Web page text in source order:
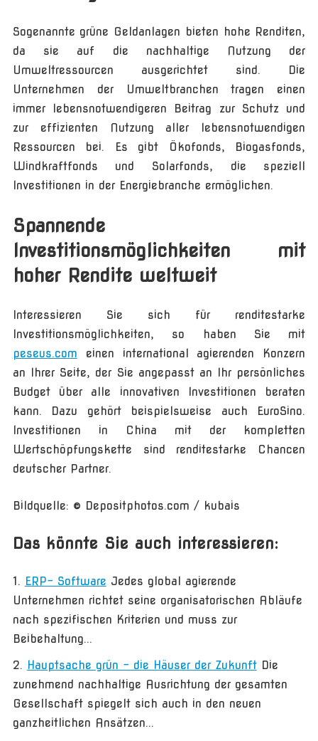
Sogenannte grüne Geldanlagen bieten hohe Renditen,
da sie auf die nachhaltige Nutzung der
Umweltressourcen ausgerichtet sind. Die
Unternehmen der Umweltbranchen tragen einen
immer lebensnotwendigeren Beitrag zur Schutz und
zur effizienten Nutzung aller lebensnotwendigen
Ressourcen bei. Es gibt Ökofonds, Biogasfonds,
Windkraftfonds und Solarfonds, die speziell
Investitionen in der Energiebranche ermöglichen.
Spannende
Investitionsmöglichkeiten mit
hoher Rendite weltweit
Interessieren Sie sich für renditestarke
Investitionsmöglichkeiten, so haben Sie mit
peseus.com einen international agierenden Konzern
an Ihrer Seite, der Sie angepasst an Ihr persönliches
Budget über alle innovativen Investitionen beraten
kann. Dazu gehört beispielsweise auch EuroSino.
Investitionen in China mit der kompletten
Wertschöpfungskette sind renditestarke Chancen
deutscher Partner.
Bildquelle: © Depositphotos.com / kubais
Das könnte Sie auch interessieren:
ERP- Software Jedes global agierende
Unternehmen richtet seine organisatorischen Abläufe
nach spezifischen Kriterien und muss zur
Beibehaltung...
Hauptsache grün – die Häuser der Zukunft Die
zunehmend nachhaltige Ausrichtung der gesamten
Gesellschaft spiegelt sich auch in den neuen
ganzheitlichen Ansätzen...